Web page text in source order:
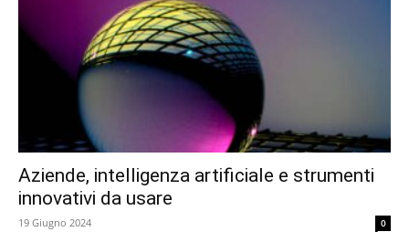
Aziende, intelligenza artificiale e strumenti
innovativi da usare
19 Giugno 2024 0